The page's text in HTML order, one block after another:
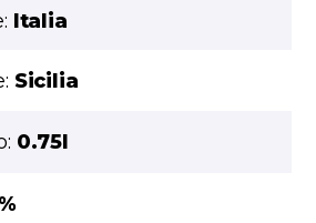
Italia
Sicilia
0.75l